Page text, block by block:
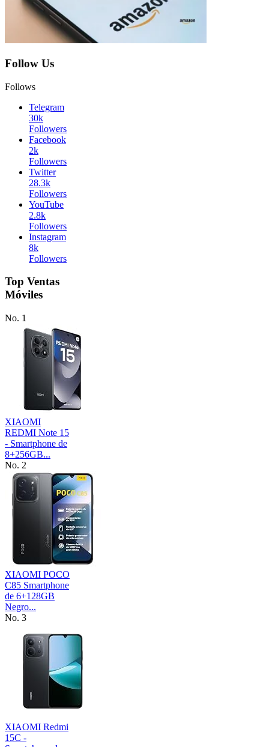
Follow Us
Follows
Telegram
30k
Followers
Facebook
2k
Followers
Twitter
28.3k
Followers
YouTube
2.8k
Followers
Instagram
8k
Followers
Top Ventas
Móviles
No. 1
XIAOMI
REDMI Note 15
- Smartphone de
8+256GB...
No. 2
XIAOMI POCO
C85 Smartphone
de 6+128GB
Negro...
No. 3
XIAOMI Redmi
15C -